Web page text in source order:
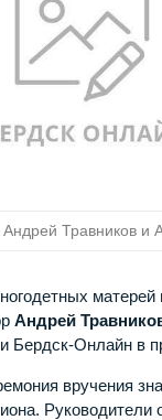
Андрей Травников и
Андрей
Бердск-Онлайн в
вручения